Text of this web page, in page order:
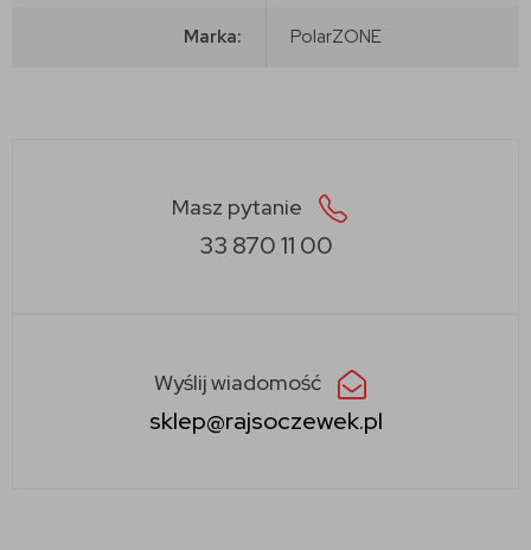
Marka: PolarZONE
Masz pytanie
33 870 11 00
Wyślij wiadomość
sklep@rajsoczewek.pl